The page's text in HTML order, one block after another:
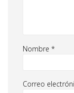
Nombre *
Correo